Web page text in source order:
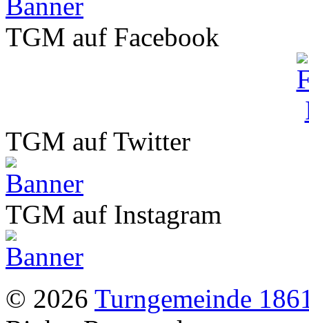
TGM auf Facebook
TGM auf Twitter
TGM auf Instagram
© 2026 Turngemeinde